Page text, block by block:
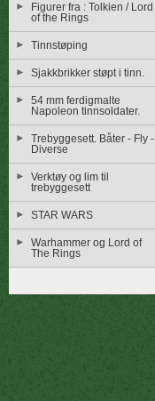
Figurer fra : Tolkien / Lord
of the Rings
Tinnstøping
Sjakkbrikker støpt i tinn.
54 mm ferdigmalte
Napoleon tinnsoldater.
Trebyggesett. Båter - Fly -
Diverse
Verktøy og lim til
trebyggesett
STAR WARS
Warhammer og Lord of
The Rings